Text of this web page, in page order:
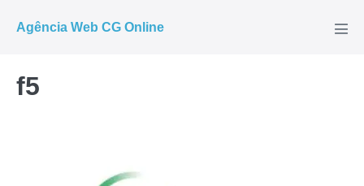
para
conteúdo
Agência Web CG Online
f5